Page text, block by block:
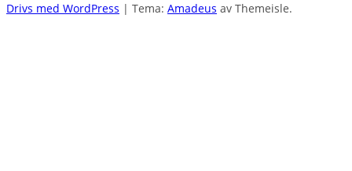
Drivs med WordPress | Tema: Amadeus av Themeisle.